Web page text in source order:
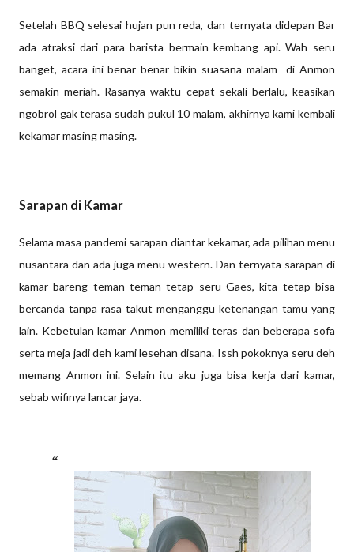
Setelah BBQ selesai hujan pun reda, dan ternyata didepan Bar
ada atraksi dari para barista bermain kembang api. Wah seru
banget, acara ini benar benar bikin suasana malam di Anmon
semakin meriah. Rasanya waktu cepat sekali berlalu, keasikan
ngobrol gak terasa sudah pukul 10 malam, akhirnya kami kembali
kekamar masing masing.
Sarapan di Kamar
Selama masa pandemi sarapan diantar kekamar, ada pilihan menu
nusantara dan ada juga menu western. Dan ternyata sarapan di
kamar bareng teman teman tetap seru Gaes, kita tetap bisa
bercanda tanpa rasa takut menganggu ketenangan tamu yang
lain. Kebetulan kamar Anmon memiliki teras dan beberapa sofa
serta meja jadi deh kami lesehan disana. Issh pokoknya seru deh
memang Anmon ini. Selain itu aku juga bisa kerja dari kamar,
sebab wifinya lancar jaya.